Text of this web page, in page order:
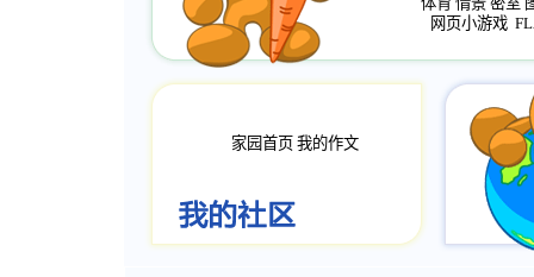
网页小游戏
家园首页 我的作文